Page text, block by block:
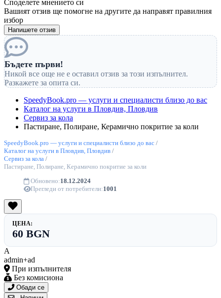
Споделете мнението си
Вашият отзив ще помогне на другите да направят правилния
избор
Напишете отзив
Бъдете първи!
Никой все още не е оставил отзив за този изпълнител.
Разкажете за опита си.
SpeedyBook.pro — услуги и специалисти близо до вас
Каталог на услуги в Пловдив, Пловдив
Сервиз за кола
Пастиране, Полиране, Керамично покритие за коли
SpeedyBook.pro — услуги и специалисти близо до вас /
Каталог на услуги в Пловдив, Пловдив /
Сервиз за кола /
Пастиране, Полиране, Керамично покритие за коли
Обновено:18.12.2024
Прегледи от потребители:1001
ЦЕНА:
60 BGN
A
admin+ad
При изпълнителя
Без комисиона
Обади се